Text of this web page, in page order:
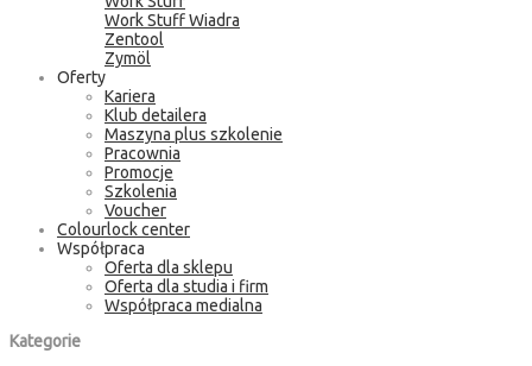
Work Stuff Wiadra
Zentool
Zymöl
Oferty
Kariera
Klub detailera
Maszyna plus szkolenie
Pracownia
Promocje
Szkolenia
Voucher
Colourlock center
Współpraca
Oferta dla sklepu
Oferta dla studia i firm
Współpraca medialna
Kategorie